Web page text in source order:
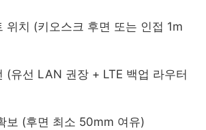
치 (키오스크 후면 또는 인접 1m
유선 LAN 권장 + LTE 백업 라우터
보 (후면 최소 50mm 여유)